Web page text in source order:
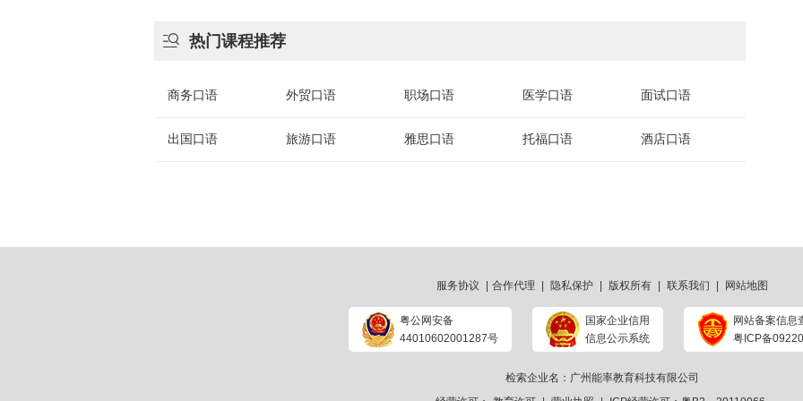
 热门课程推荐
商务口语 外贸口语 职场口语 医学口语 面试口语
出国口语 旅游口语 雅思口语 托福口语 酒店口语
服务协议 合作代理 隐私保护 版权所有 联系我们 网站地图
粤公网安备
44010602001287号
国家企业信用
信息公示系统
网站备案信息
粤ICP备
检索企业名：广州能率教育科技有限公司